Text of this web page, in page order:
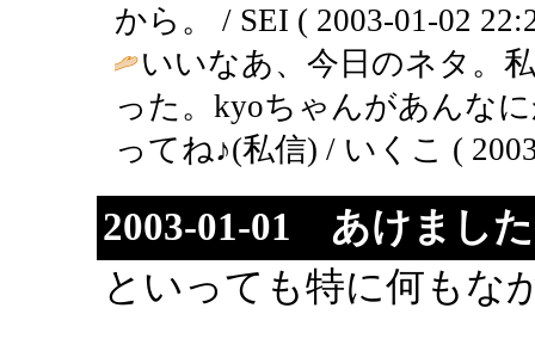
から。 / SEI ( 2003-01-02
いいなあ、今日のネタ。
った。kyoちゃんがあんな
ってね♪(私信) / いくこ (
2003-01-01 あけまし
といっても特に何もな